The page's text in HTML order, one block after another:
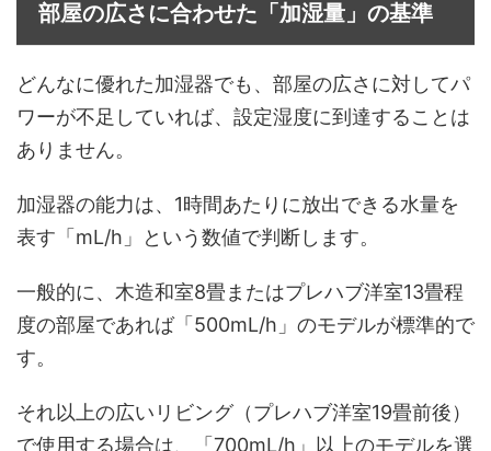
部屋の広さに合わせた「加湿量」の基準
どんなに優れた加湿器でも、部屋の広さに対してパ
ワーが不足していれば、設定湿度に到達することは
ありません。
加湿器の能力は、1時間あたりに放出できる水量を
表す「mL/h」という数値で判断します。
一般的に、木造和室8畳またはプレハブ洋室13畳程
度の部屋であれば「500mL/h」のモデルが標準的で
す。
それ以上の広いリビング（プレハブ洋室19畳前後）
で使用する場合は、「700mL/h」以上のモデルを選